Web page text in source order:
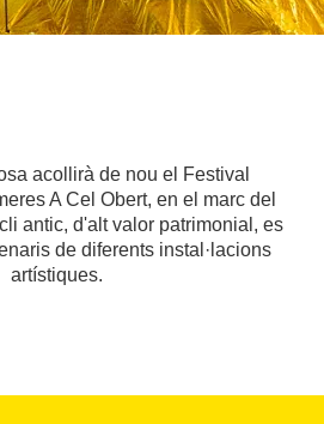
acollirà de nou el Festival
A Cel Obert, en el marc del
antic, d'alt valor patrimonial, es
de diferents instal·lacions
artístiques.